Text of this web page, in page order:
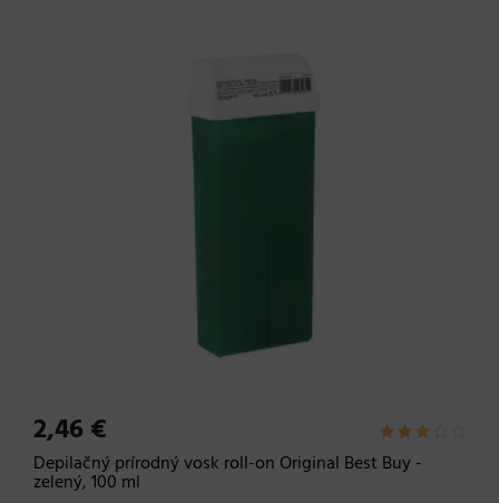
2,46 €
Depilačný prírodný vosk roll-on Original Best Buy -
zelený, 100 ml